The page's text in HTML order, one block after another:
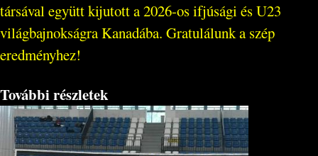
társával együtt kijutott a 2026-os ifjúsági és U23
világbajnokságra Kanadába. Gratulálunk a szép
eredményhez!
További részletek